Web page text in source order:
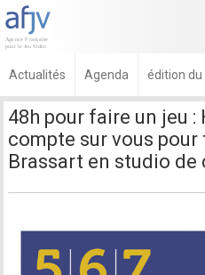
Actualités Agenda édition du
48h pour faire un jeu
compte sur vous
Brassart en studio de